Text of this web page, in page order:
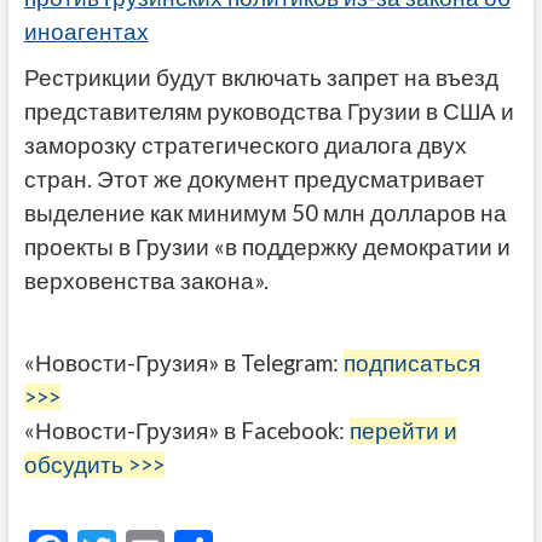
иноагентах
Рестрикции будут включать запрет на въезд
представителям руководства Грузии в США и
заморозку стратегического диалога двух
стран. Этот же документ предусматривает
выделение как минимум 50 млн долларов на
проекты в Грузии «в поддержку демократии и
верховенства закона».
«Новости-Грузия» в Telegram: подписаться
>>>
«Новости-Грузия» в Facebook: перейти и
обсудить >>>